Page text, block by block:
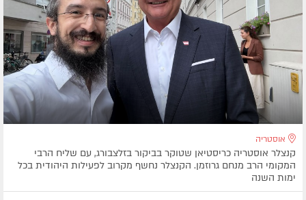
אוסטריה
קנצלר אוסטריה כריסטיאן שטוקר בביקור בזלצבורג, עם שליח הרבי
המקומי הרב מנחם גרוזמן. הקנצלר נחשף מקרוב לפעילות היהודית בכל
ימות השנה